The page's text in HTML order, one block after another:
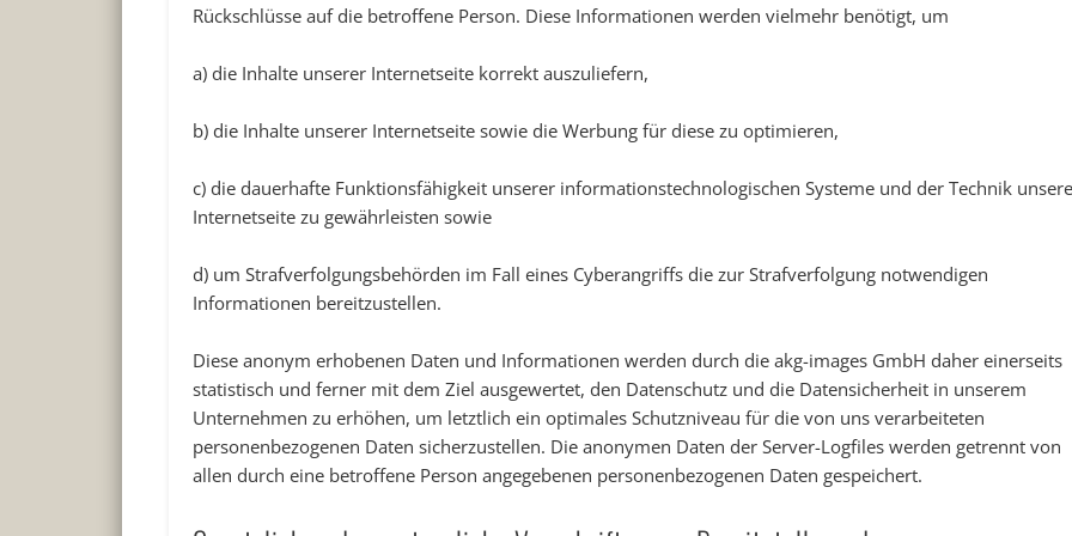
Rückschlüsse auf die betroffene Person. Diese Informationen werden vielmehr benötigt, um
a) die Inhalte unserer Internetseite korrekt auszuliefern,
b) die Inhalte unserer Internetseite sowie die Werbung für diese zu optimieren,
c) die dauerhafte Funktionsfähigkeit unserer informationstechnologischen Systeme und der Technik
Internetseite zu gewährleisten sowie
d) um Strafverfolgungsbehörden im Fall eines Cyberangriffs die zur Strafverfolgung notwendigen
Informationen bereitzustellen.
Diese anonym erhobenen Daten und Informationen werden durch die akg-images GmbH daher einerseits
statistisch und ferner mit dem Ziel ausgewertet, den Datenschutz und die Datensicherheit in unserem
Unternehmen zu erhöhen, um letztlich ein optimales Schutzniveau für die von uns verarbeiteten
personenbezogenen Daten sicherzustellen. Die anonymen Daten der Server-Logfiles werden getrennt von
allen durch eine betroffene Person angegebenen personenbezogenen Daten gespeichert.